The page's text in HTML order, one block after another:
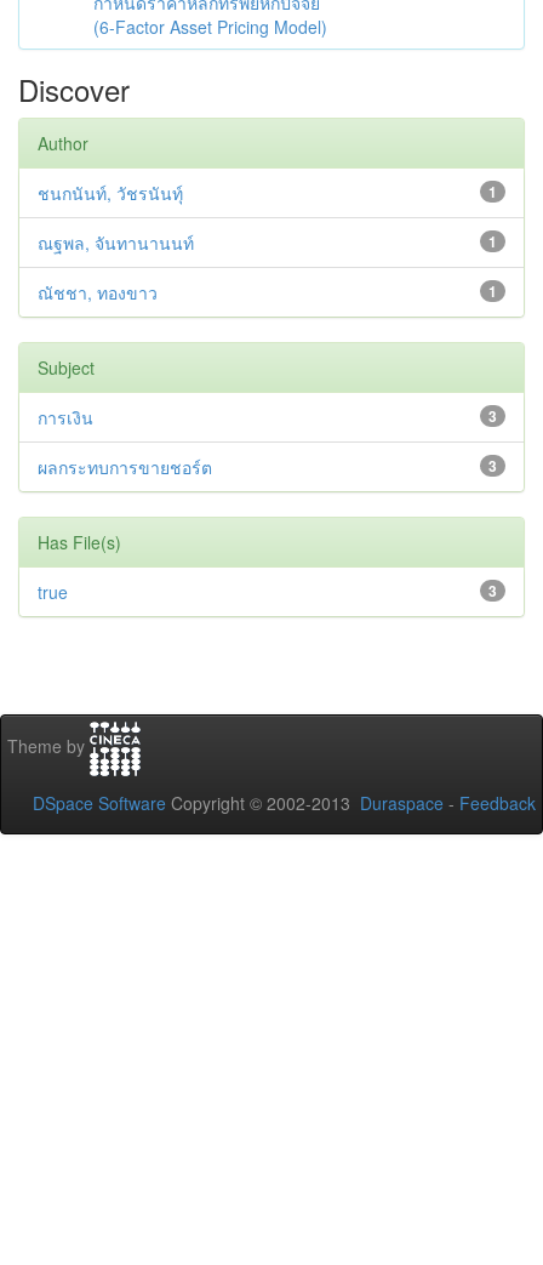
(6-Factor Asset Pricing Model)
Discover
Author
1
ชนกนันท์, วัชรนันทุ์
1
ณฐพล, จันทานานนท์
1
ณัชชา, ทองขาว
Subject
3
การเงิน
3
ผลกระทบการขายชอร์ต
Has File(s)
3
true
Theme by
DSpace Software Copyright © 2002-2013 Duraspace - Feedback